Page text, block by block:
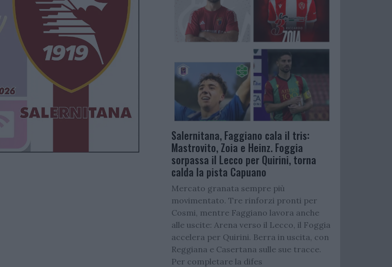
Salernitana, Faggiano cala il tris:
Mastrovito, Zoia e Heinz. Foggia
sorpassa il Lecco per Quirini, torna
calda la pista Capuano
Mercato granata sempre più
movimentato. Tre rinforzi pronti per
Cosmi, mentre Faggiano lavora anche
alle uscite: Arena verso il Lecco, il Foggia
accelera per Quirini. Berra in uscita, con
Reggiana e Casertana sulle sue tracce.
Per completare la difes